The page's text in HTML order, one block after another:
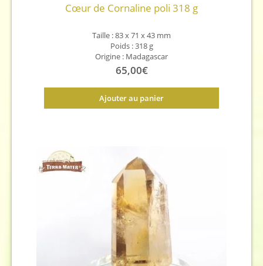
Cœur de Cornaline poli 318 g
Taille : 83 x 71 x 43 mm
Poids : 318 g
Origine : Madagascar
65,00€
Ajouter au panier